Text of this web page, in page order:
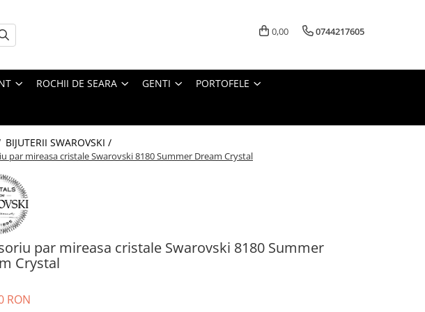
0,00 0744217605
ROCHII DE SEARA GENTI PORTOFELE
BIJUTERII SWAROVSKI /
par mireasa cristale Swarovski 8180 Summer Dream Crystal
par mireasa cristale Swarovski 8180 Summer
Crystal
RON